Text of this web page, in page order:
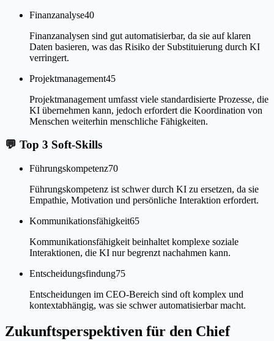
Finanzanalyse40
Finanzanalysen sind gut automatisierbar, da sie auf klaren
Daten basieren, was das Risiko der Substituierung durch KI
verringert.
Projektmanagement45
Projektmanagement umfasst viele standardisierte Prozesse, die
KI übernehmen kann, jedoch erfordert die Koordination von
Menschen weiterhin menschliche Fähigkeiten.
💬 Top 3 Soft-Skills
Führungskompetenz70
Führungskompetenz ist schwer durch KI zu ersetzen, da sie
Empathie, Motivation und persönliche Interaktion erfordert.
Kommunikationsfähigkeit65
Kommunikationsfähigkeit beinhaltet komplexe soziale
Interaktionen, die KI nur begrenzt nachahmen kann.
Entscheidungsfindung75
Entscheidungen im CEO-Bereich sind oft komplex und
kontextabhängig, was sie schwer automatisierbar macht.
Zukunftsperspektiven für den Chief